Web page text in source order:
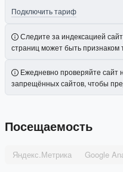
Подключить тариф
Следите за индексацией
страниц может быть признаком
Ежедневно проверяйте сайт
запрещённых сайтов, чтобы
Посещаемость
Яндекс.Метрика Google